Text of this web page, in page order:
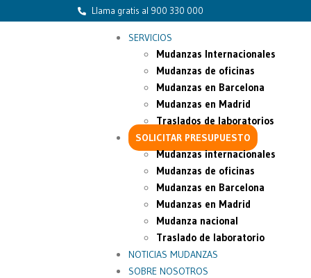
Llama gratis al 900 330 000
SERVICIOS
Mudanzas Internacionales
Mudanzas de oficinas
Mudanzas en Barcelona
Mudanzas en Madrid
Traslados de laboratorios
SOLICITAR PRESUPUESTO
Mudanzas internacionales
Mudanzas de oficinas
Mudanzas en Barcelona
Mudanzas en Madrid
Mudanza nacional
Traslado de laboratorio
NOTICIAS MUDANZAS
SOBRE NOSOTROS